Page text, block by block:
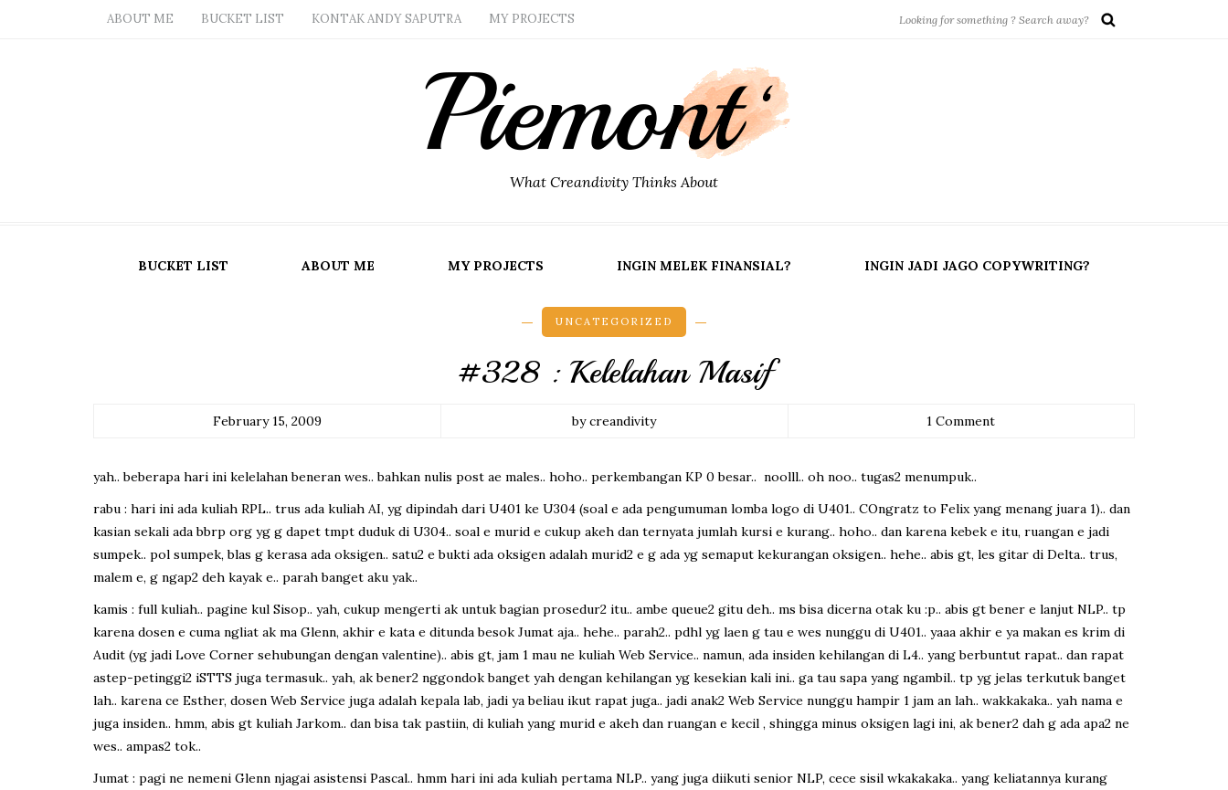
ABOUT ME BUCKET LIST KONTAK ANDY SAPUTRA MY PROJECTS
What Creandivity Thinks About
BUCKET LIST ABOUT ME MY PROJECTS INGIN MELEK FINANSIAL? INGIN JADI JAGO COPYWRITING?
UNCATEGORIZED
#328 : Kelelahan Masif
February 15, 2009 by creandivity 1 Comment
yah.. beberapa hari ini kelelahan beneran wes.. bahkan nulis post ae males.. hoho.. perkembangan KP 0 besar.. noolll.. oh noo.. tugas2 menumpuk..
rabu : hari ini ada kuliah RPL.. trus ada kuliah AI, yg dipindah dari U401 ke U304 (soal e ada pengumuman lomba logo di U401.. COngratz to Felix yang menang juara 1).. dan
kasian sekali ada bbrp org yg g dapet tmpt duduk di U304.. soal e murid e cukup akeh dan ternyata jumlah kursi e kurang.. hoho.. dan karena kebek e itu, ruangan e jadi
sumpek.. pol sumpek, blas g kerasa ada oksigen.. satu2 e bukti ada oksigen adalah murid2 e g ada yg semaput kekurangan oksigen.. hehe.. abis gt, les gitar di Delta.. trus,
malem e, g ngap2 deh kayak e.. parah banget aku yak..
kamis : full kuliah.. pagine kul Sisop.. yah, cukup mengerti ak untuk bagian prosedur2 itu.. ambe queue2 gitu deh.. ms bisa dicerna otak ku :p.. abis gt bener e lanjut NLP.. tp
karena dosen e cuma ngliat ak ma Glenn, akhir e kata e ditunda besok Jumat aja.. hehe.. parah2.. pdhl yg laen g tau e wes nunggu di U401.. yaaa akhir e ya makan es krim di
Audit (yg jadi Love Corner sehubungan dengan valentine).. abis gt, jam 1 mau ne kuliah Web Service.. namun, ada insiden kehilangan di L4.. yang berbuntut rapat.. dan rapat
astep-petinggi2 iSTTS juga termasuk.. yah, ak bener2 nggondok banget yah dengan kehilangan yg kesekian kali ini.. ga tau sapa yang ngambil.. tp yg jelas terkutuk banget
lah.. karena ce Esther, dosen Web Service juga adalah kepala lab, jadi ya beliau ikut rapat juga.. jadi anak2 Web Service nunggu hampir 1 jam an lah.. wakkakaka.. yah nama e
juga insiden.. hmm, abis gt kuliah Jarkom.. dan bisa tak pastiin, di kuliah yang murid e akeh dan ruangan e kecil , shingga minus oksigen lagi ini, ak bener2 dah g ada apa2 ne
wes.. ampas2 tok..
Jumat : pagi ne nemeni Glenn njagai asistensi Pascal.. hmm hari ini ada kuliah pertama NLP.. yang juga diikuti senior NLP, cece sisil wkakakaka.. yang keliatannya kurang